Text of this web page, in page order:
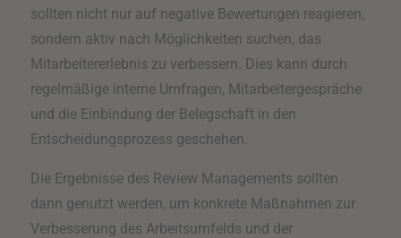
sollten nicht nur auf negative Bewertungen reagieren,
sondern aktiv nach Möglichkeiten suchen, das
Mitarbeitererlebnis zu verbessern. Dies kann durch
regelmäßige interne Umfragen, Mitarbeitergespräche
und die Einbindung der Belegschaft in den
Entscheidungsprozess geschehen.
Die Ergebnisse des Review Managements sollten
dann genutzt werden, um konkrete Maßnahmen zur
Verbesserung des Arbeitsumfelds und der